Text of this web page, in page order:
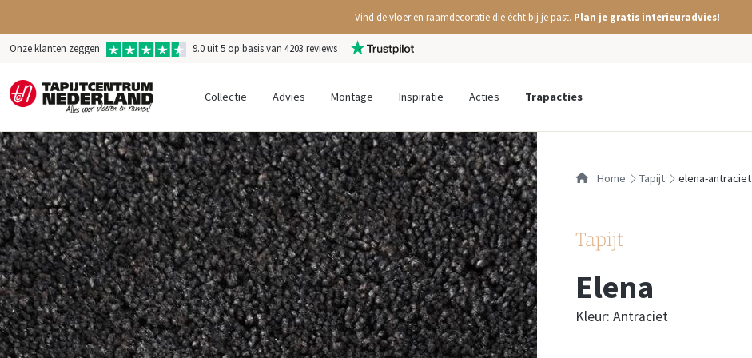
Vind de vloer en raamdecoratie die écht bij je past. Plan je gratis interieuradvies!
Onze klanten zeggen 9.0 uit 5 op basis van 4203 reviews
Collectie Advies Montage Inspiratie Acties Trapacties
Home tapijt elena-antraciet
Tapijt
Elena
Kleur: Antraciet